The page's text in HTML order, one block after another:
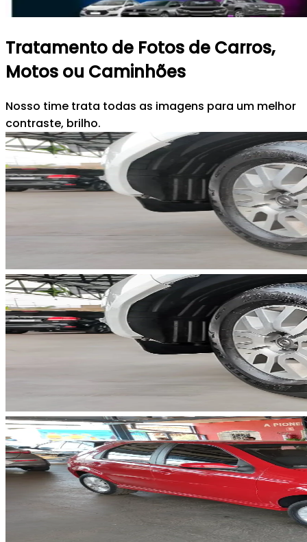
Tratamento de Fotos de Carros,
Motos ou Caminhões
Nosso time trata todas as imagens para um melhor
contraste, brilho.